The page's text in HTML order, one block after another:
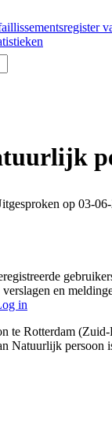
op 03-
en
in
te Rotterdam
Natuurlijk persoon